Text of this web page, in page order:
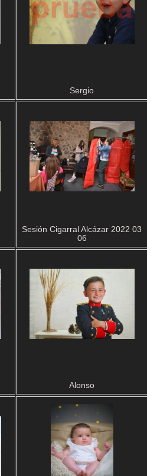
Sergio
Sesión Cigarral Alcázar 2022 03
06
Alonso